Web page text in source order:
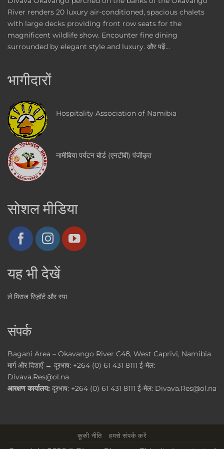
River renders 20 luxury air-conditioned, spacious chalets
with large decks providing front row seats for the
magnificent wildlife show. Encounter fine dining
surrounded by elegant style and luxury. और पढ़ें...
भागीदारों
Hospitality Association of Namibia
नामीबिया पर्यटन बोर्ड (एनटीबी) पंजीकृत
सोशल मीडिया
यह भी देखें
ले मिराज रिज़ॉर्ट और स्पा
संपर्क
Bagani Area – Okavango River C48, West Caprivi, Namibia
मार्ग और दिशाएँ → दूरभाष: +264 (0) 61 431 8111 ई-मेल:
Divava.Res@ol.na
आरक्षण कार्यालय: दूरभाष: +264 (0) 61 431 8111 ई-मेल: Divava.Res@ol.na
कूकी नीति हमसे संपर्क करें